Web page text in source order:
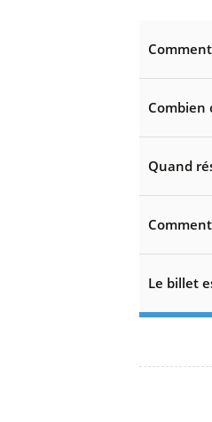
Combien
Quand
Le billet